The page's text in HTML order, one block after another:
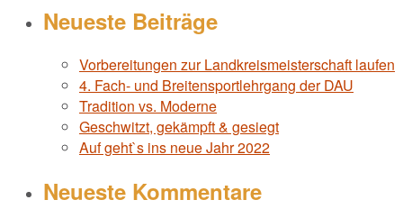
Neueste Beiträge
Vorbereitungen zur Landkreismeisterschaft laufen
4. Fach- und Breitensportlehrgang der DAU
Tradition vs. Moderne
Geschwitzt, gekämpft & gesiegt
Auf geht`s ins neue Jahr 2022
Neueste Kommentare